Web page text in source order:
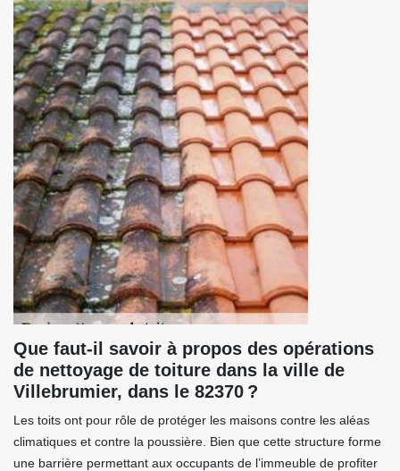
Que faut-il savoir à propos des opérations
de nettoyage de toiture dans la ville de
Villebrumier, dans le 82370 ?
Les toits ont pour rôle de protéger les maisons contre les aléas
climatiques et contre la poussière. Bien que cette structure forme
une barrière permettant aux occupants de l’immeuble de profiter